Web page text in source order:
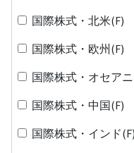
国際株式・北米(F)
国際株式・欧州(F)
国際株式・オセア
国際株式・中国(F)
国際株式・インド(F)